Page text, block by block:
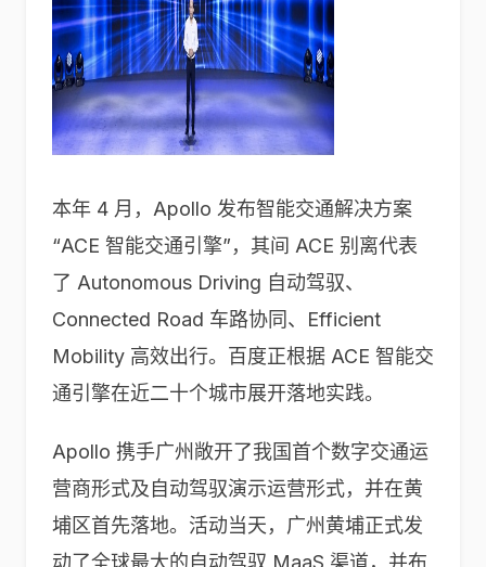
本年 4 月，Apollo 发布智能交通解决方案
“ACE 智能交通引擎”，其间 ACE 别离代表
了 Autonomous Driving 自动驾驭、
Connected Road 车路协同、Efficient
Mobility 高效出行。百度正根据 ACE 智能交
通引擎在近二十个城市展开落地实践。
Apollo 携手广州敞开了我国首个数字交通运
营商形式及自动驾驭演示运营形式，并在黄
埔区首先落地。活动当天，广州黄埔正式发
动了全球最大的自动驾驭 MaaS 渠道，并布